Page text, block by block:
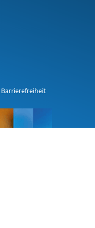
Barrierefreiheit